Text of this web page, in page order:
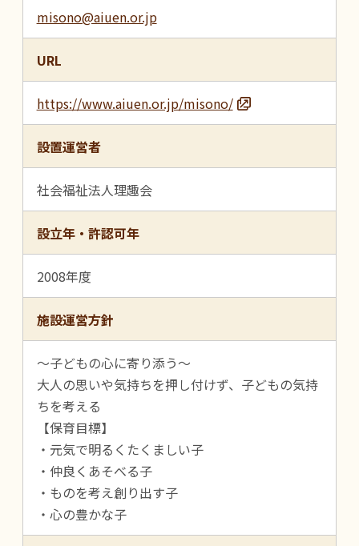
misono@aiuen.or.jp
URL
https://www.aiuen.or.jp/misono/
設置運営者
社会福祉法人理趣会
設立年・許認可年
2008年度
施設運営方針
～子どもの心に寄り添う～
大人の思いや気持ちを押し付けず、子どもの気持
ちを考える
【保育目標】
・元気で明るくたくましい子
・仲良くあそべる子
・ものを考え創り出す子
・心の豊かな子